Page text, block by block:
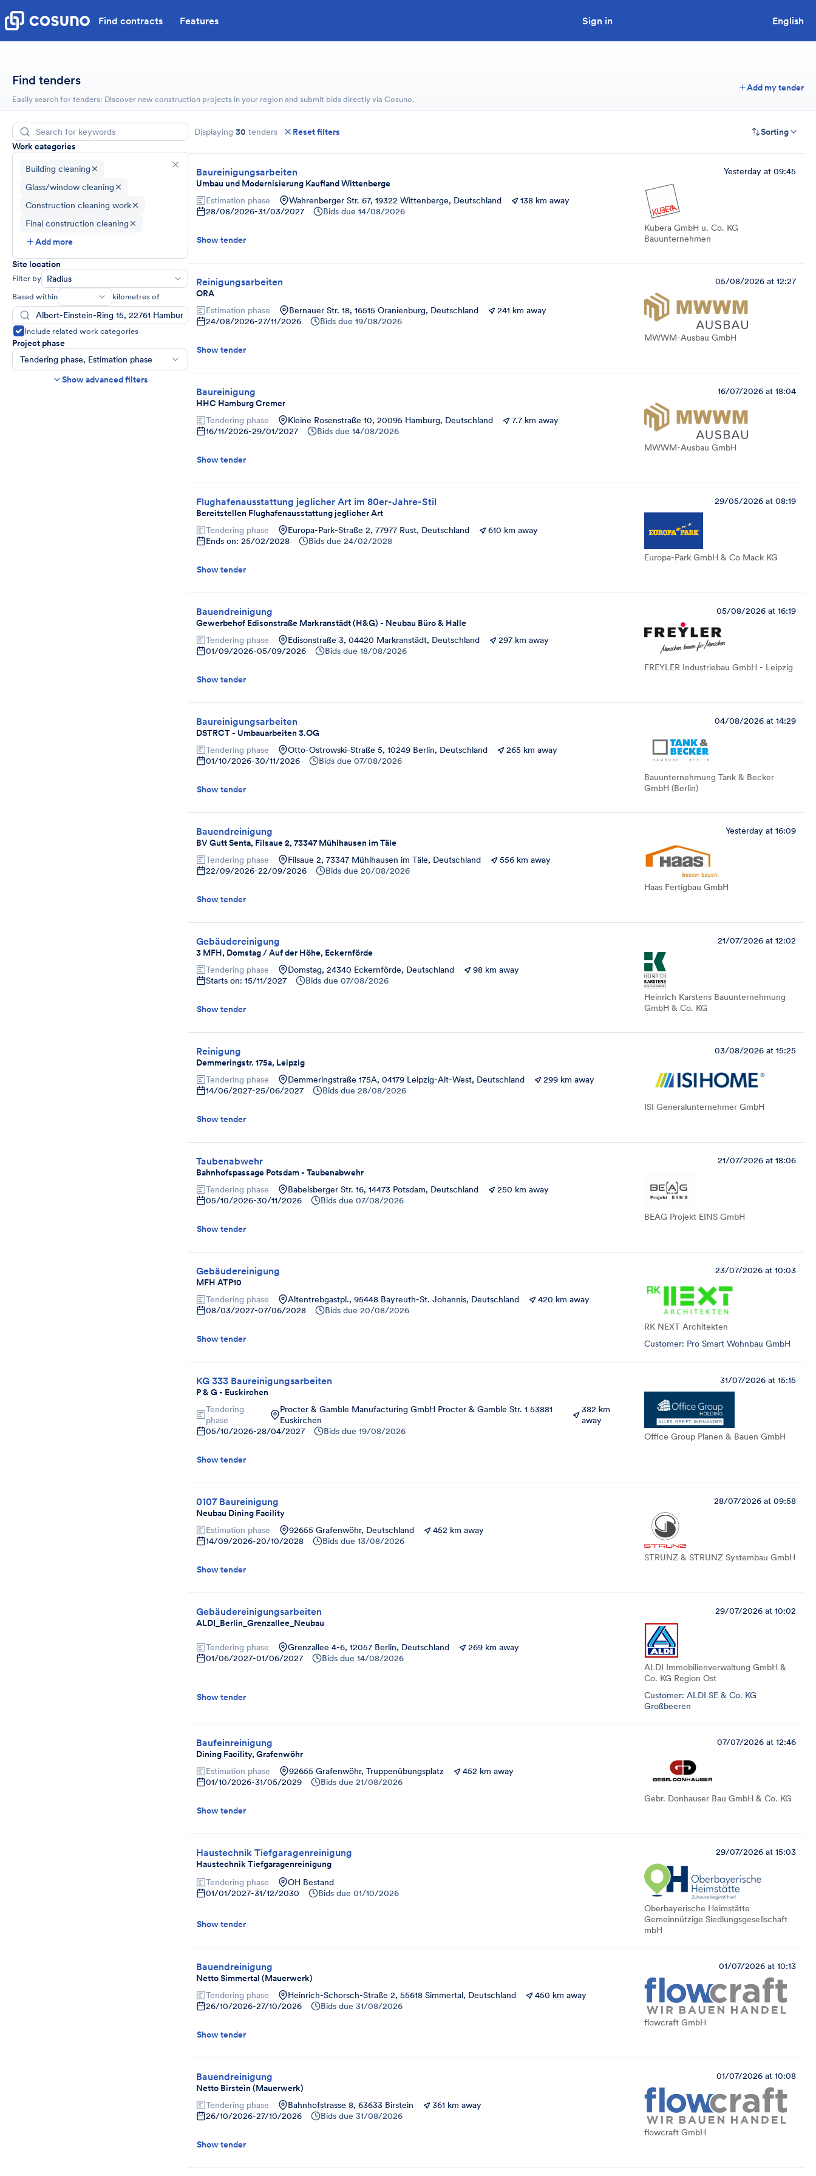
Find contracts Features Sign in English
Find tenders
Easily search for tenders: Discover new construction projects in your region and submit bids directly via Cosuno.
Add my tender
Work categories
Building cleaning
Glass/window cleaning
Construction cleaning work
Final construction cleaning
Add more
Site location
Filter by Radius
Based within kilometres of
Include related work categories
Project phase
Tendering phase, Estimation phase
Construction time frame
End
Show advanced filters
Displaying 30 tenders Reset filters Sorting
Baureinigungsarbeiten
Umbau und Modernisierung Kaufland Wittenberge
Yesterday at 09:45
Estimation phase Wahrenberger Str. 67, 19322 Wittenberge, Deutschland
138 km away
28/08/2026-31/03/2027 Bids due 14/08/2026
Kubera GmbH u. Co. KG
Bauunternehmen
Show tender
Reinigungsarbeiten
ORA
05/08/2026 at 12:27
Estimation phase Bernauer Str. 18, 16515 Oranienburg, Deutschland
241 km away
24/08/2026-27/11/2026 Bids due 19/08/2026
MWWM-Ausbau GmbH
Show tender
Baureinigung
HHC Hamburg Cremer
16/07/2026 at 18:04
Tendering phase Kleine Rosenstraße 10, 20095 Hamburg, Deutschland
7.7 km away
16/11/2026-29/01/2027 Bids due 14/08/2026
MWWM-Ausbau GmbH
Show tender
Flughafenausstattung jeglicher Art im 80er-Jahre-Stil
Bereitstellen Flughafenausstattung jeglicher Art
29/05/2026 at 08:19
Tendering phase Europa-Park-Straße 2, 77977 Rust, Deutschland
610 km away
Ends on: 25/02/2028
Bids due 24/02/2028
Europa-Park GmbH & Co Mack KG
Show tender
Bauendreinigung
Gewerbehof Edisonstraße Markranstädt (H&G) - Neubau Büro & Halle
05/08/2026 at 16:19
Tendering phase Edisonstraße 3, 04420 Markranstädt, Deutschland
297 km away
01/09/2026-05/09/2026 Bids due 18/08/2026
FREYLER Industriebau GmbH - Leipzig
Show tender
Baureinigungsarbeiten
DSTRCT - Umbauarbeiten 3.OG
04/08/2026 at 14:29
Tendering phase Otto-Ostrowski-Straße 5, 10249 Berlin, Deutschland
265 km away
01/10/2026-30/11/2026 Bids due 07/08/2026
Bauunternehmung Tank & Becker
GmbH (Berlin)
Show tender
Bauendreinigung
BV Gutt Senta, Filsaue 2, 73347 Mühlhausen im Täle
Yesterday at 16:09
Tendering phase Filsaue 2, 73347 Mühlhausen im Täle, Deutschland
556 km away
22/09/2026-22/09/2026 Bids due 20/08/2026
Haas Fertigbau GmbH
Show tender
Gebäudereinigung
3 MFH, Domstag / Auf der Höhe, Eckernförde
21/07/2026 at 12:02
Tendering phase Domstag, 24340 Eckernförde, Deutschland
98 km away
Starts on: 15/11/2027
Bids due 07/08/2026
Heinrich Karstens Bauunternehmung
GmbH & Co. KG
Show tender
Reinigung
Demmeringstr. 175a, Leipzig
03/08/2026 at 15:25
Tendering phase Demmeringstraße 175A, 04179 Leipzig-Alt-West, Deutschland
299 km away
14/06/2027-25/06/2027 Bids due 28/08/2026
ISI Generalunternehmer GmbH
Show tender
Taubenabwehr
Bahnhofspassage Potsdam - Taubenabwehr
21/07/2026 at 18:06
Tendering phase Babelsberger Str. 16, 14473 Potsdam, Deutschland
250 km away
05/10/2026-30/11/2026 Bids due 07/08/2026
BEAG Projekt EINS GmbH
Show tender
Gebäudereinigung
MFH ATP10
23/07/2026 at 10:03
Tendering phase Altentrebgastpl., 95448 Bayreuth-St. Johannis, Deutschland
420 km away
08/03/2027-07/06/2028 Bids due 20/08/2026
RK NEXT Architekten
Customer: Pro Smart Wohnbau GmbH
Show tender
KG 333 Baureinigungsarbeiten
P & G - Euskirchen
31/07/2026 at 15:15
Tendering
phase
Procter & Gamble Manufacturing GmbH Procter & Gamble Str. 1 53881
Euskirchen
382 km
away
05/10/2026-28/04/2027 Bids due 19/08/2026 Office Group Planen & Bauen GmbH
Show tender
0107 Baureinigung
Neubau Dining Facility
28/07/2026 at 09:58
Estimation phase 92655 Grafenwöhr, Deutschland
452 km away
14/09/2026-20/10/2028 Bids due 13/08/2026
STRUNZ & STRUNZ Systembau GmbH
Show tender
Gebäudereinigungsarbeiten
ALDI_Berlin_Grenzallee_Neubau
29/07/2026 at 10:02
Tendering phase Grenzallee 4-6, 12057 Berlin, Deutschland
269 km away
01/06/2027-01/06/2027 Bids due 14/08/2026
ALDI Immobilienverwaltung GmbH &
Co. KG Region Ost
Customer: ALDI SE & Co. KG
Großbeeren
Show tender
Baufeinreinigung
Dining Facility, Grafenwöhr
07/07/2026 at 12:46
Estimation phase 92655 Grafenwöhr, Truppenübungsplatz
452 km away
01/10/2026-31/05/2029 Bids due 21/08/2026
Gebr. Donhauser Bau GmbH & Co. KG
Show tender
Haustechnik Tiefgaragenreinigung
Haustechnik Tiefgaragenreinigung
29/07/2026 at 15:03
Tendering phase
OH Bestand
01/01/2027-31/12/2030 Bids due 01/10/2026
Oberbayerische Heimstätte
Gemeinnützige Siedlungsgesellschaft
mbH
Show tender
Bauendreinigung
Netto Simmertal (Mauerwerk)
01/07/2026 at 10:13
Tendering phase Heinrich-Schorsch-Straße 2, 55618 Simmertal, Deutschland
450 km away
26/10/2026-27/10/2026 Bids due 31/08/2026
flowcraft GmbH
Show tender
Bauendreinigung
Netto Birstein (Mauerwerk)
01/07/2026 at 10:08
Tendering phase Bahnhofstrasse 8, 63633 Birstein
361 km away
26/10/2026-27/10/2026 Bids due 31/08/2026
flowcraft GmbH
Show tender